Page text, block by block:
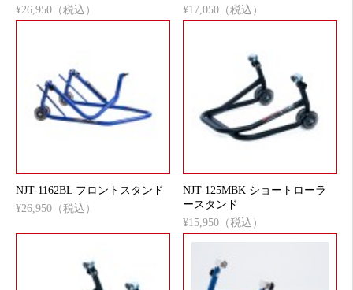
¥26,950（税込）
¥17,050（税込）
NJT-1162BL フロントスタンド
¥26,950（税込）
NJT-125MBK ショートローラ
ースタンド
¥15,950（税込）